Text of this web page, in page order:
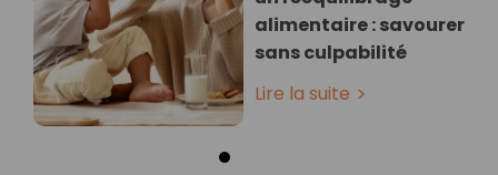
alimentaire : savourer
sans culpabilité
Lire la suite